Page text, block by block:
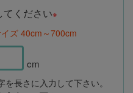
法
字が小さい方の数値
法
“横幅”と“長さ”に必ず同
地は同送できかねます
ーカーペットの場合 】
てください※
ズ 40cm～700cm
cm
長さに入力して下さい。